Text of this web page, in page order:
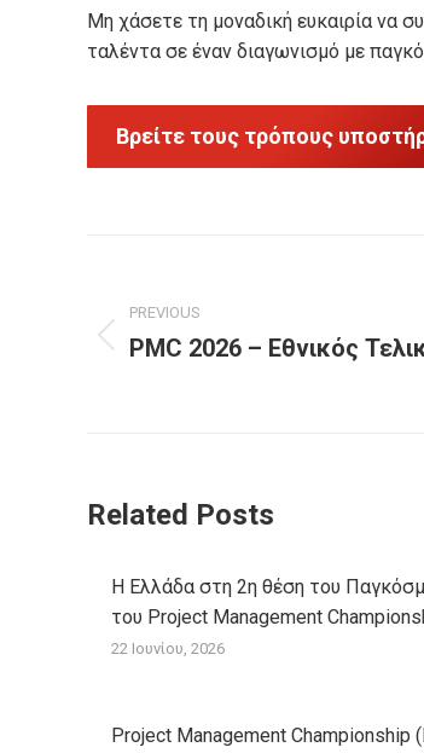
Μη χάσετε τη μοναδική ευκαιρία να
ταλέντα σε έναν διαγωνισμό με
Βρείτε τους τρόπους
navigation
PREVIOUS
Previous
PMC 2026 – Εθνικός
Related Posts
Η Ελλάδα στη 2η θέση του
του Project Management
22 Ιουνίου, 2026
Project Management Championship